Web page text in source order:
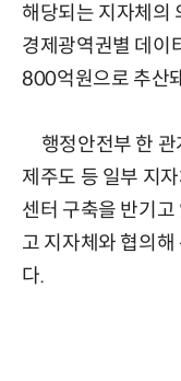
해당되는 지자체의
경제광역권별 데이
800억원으로 추산
행정안전부 한 관
제주도 등 일부 지
센터 구축을 반기고
고 지자체와 협의
다.